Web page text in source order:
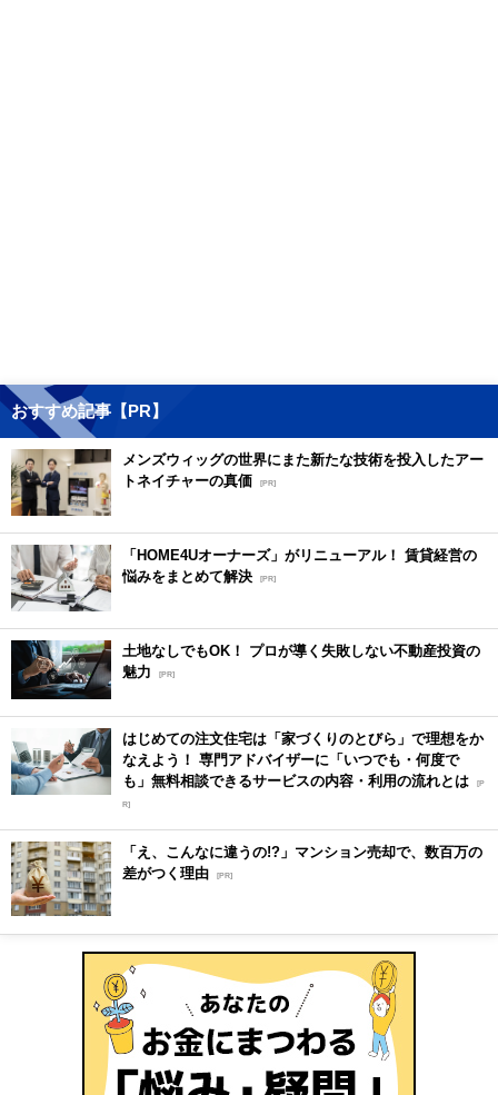
おすすめ記事【PR】
メンズウィッグの世界にまた新たな技術を投入したアー
トネイチャーの真価 [PR]
「HOME4Uオーナーズ」がリニューアル！ 賃貸経営の
悩みをまとめて解決 [PR]
土地なしでもOK！ プロが導く失敗しない不動産投資の
魅力
[PR]
はじめての注文住宅は「家づくりのとびら」で理想をか
なえよう！ 専門アドバイザーに「いつでも・何度で
も」無料相談できるサービスの内容・利用の流れとは [P
R]
「え、こんなに違うの!?」マンション売却で、数百万の
差がつく理由 [PR]